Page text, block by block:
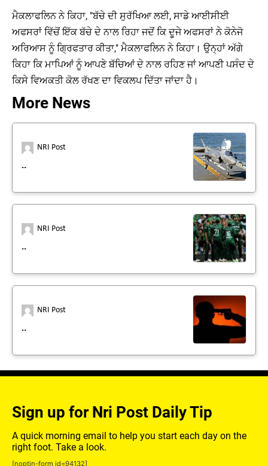
ਮੈਕਲਾਫਲਿਨ ਨੇ ਕਿਹਾ, "ਬੱਚੇ ਦੀ ਸੁਰੱਖਿਆ ਲਈ, ਸਾਡੇ ਆਈਸੀਈ
ਅਫਸਰਾਂ ਵਿੱਚੋਂ ਇੱਕ ਬੱਚੇ ਦੇ ਨਾਲ ਰਿਹਾ ਜਦੋਂ ਕਿ ਦੂਜੇ ਅਫਸਰਾਂ ਨੇ ਕੋਨੇਜੋ
ਅਰਿਆਸ ਨੂੰ ਗ੍ਰਿਫਤਾਰ ਕੀਤਾ," ਮੈਕਲਾਫਲਿਨ ਨੇ ਕਿਹਾ। ਉਨ੍ਹਾਂ ਅੱਗੇ
ਕਿਹਾ ਕਿ ਮਾਪਿਆਂ ਨੂੰ ਆਪਣੇ ਬੱਚਿਆਂ ਦੇ ਨਾਲ ਰਹਿਣ ਜਾਂ ਆਪਣੀ ਪਸੰਦ ਦੇ
ਕਿਸੇ ਵਿਅਕਤੀ ਕੋਲ ਰੱਖਣ ਦਾ ਵਿਕਲਪ ਦਿੱਤਾ ਜਾਂਦਾ ਹੈ।
More News
NRI Post
..
NRI Post
..
NRI Post
..
Sign up for Nri Post Daily Tip
A quick morning email to help you start each day on the
right foot. Take a look.
[noptin-form id=94132]